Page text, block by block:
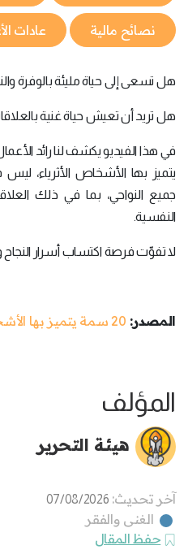
نصائح مالية عادات
هل تسعى إلى حياة مليئة بالوفرة
هل تريد أن تعيش حياة غنية
في هذا الفيديو يكشف لنا رائد
يتميز بها الأشخاص الأثرياء،
جميع النواحي، بما في ذلك
النفسية.
لا تفوّت فرصة اكتساب أسرار النجاح
المصدر: 20 سمة يتميز بها الأشخاص الأغنياء
المؤلف
هيئة التحرير
آخر تحديث: 07/08/2026
الغنى والفقر
حفظ المقال